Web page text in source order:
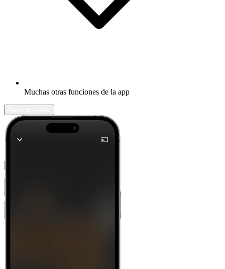
Muchas otras funciones de la app